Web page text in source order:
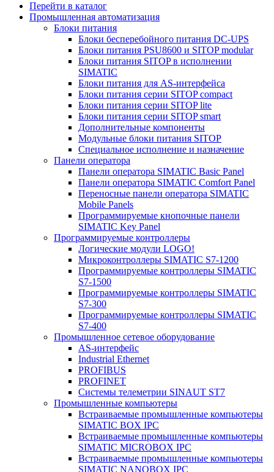
Перейти в каталог
Промышленная автоматизация
Блоки питания
Блоки бесперебойного питания DC-UPS
Блоки питания PSU8600 и SITOP modular
Блоки питания SITOP в исполнении
SIMATIC
Блоки питания для AS-интерфейса
Блоки питания серии SITOP compact
Блоки питания серии SITOP lite
Блоки питания серии SITOP smart
Дополнительные компоненты
Модульные блоки питания SITOP
Специальное исполнение и назначение
Панели оператора
Панели оператора SIMATIC Basic Panel
Панели оператора SIMATIC Comfort Panel
Переносные панели оператора SIMATIC
Mobile Panels
Программируемые кнопочные панели
SIMATIC Key Panel
Программируемые контроллеры
Логические модули LOGO!
Микроконтроллеры SIMATIC S7-1200
Программируемые контроллеры SIMATIC
S7-1500
Программируемые контроллеры SIMATIC
S7-300
Программируемые контроллеры SIMATIC
S7-400
Промышленное сетевое оборудование
AS-интерфейс
Industrial Ethernet
PROFIBUS
PROFINET
Системы телеметрии SINAUT ST7
Промышленные компьютеры
Встраиваемые промышленные компьютеры
SIMATIC BOX IPC
Встраиваемые промышленные компьютеры
SIMATIC MICROBOX IPC
Встраиваемые промышленные компьютеры
SIMATIC NANOBOX IPC